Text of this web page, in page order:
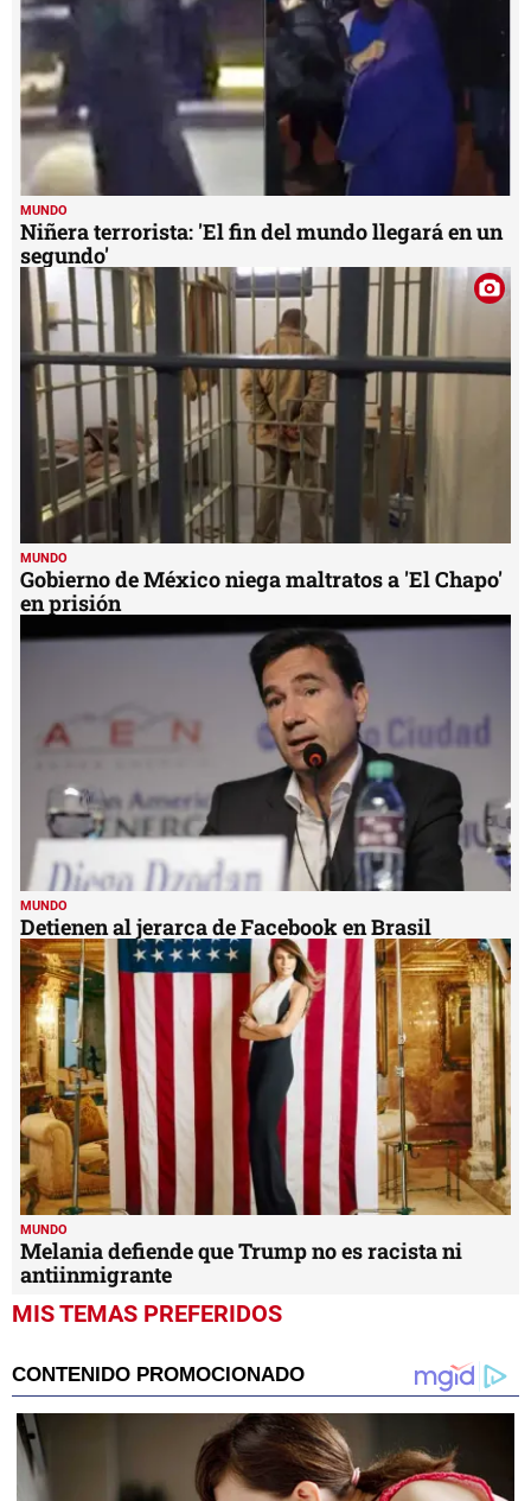
MUNDO
Niñera terrorista: 'El fin del mundo llegará en un
segundo'
MUNDO
Gobierno de México niega maltratos a 'El Chapo'
en prisión
MUNDO
Detienen al jerarca de Facebook en Brasil
MUNDO
Melania defiende que Trump no es racista ni
antiinmigrante
MIS TEMAS PREFERIDOS